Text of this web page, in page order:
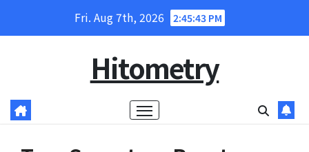
Fri. Aug 7th, 2026 2:45:43 PM
Hitometry